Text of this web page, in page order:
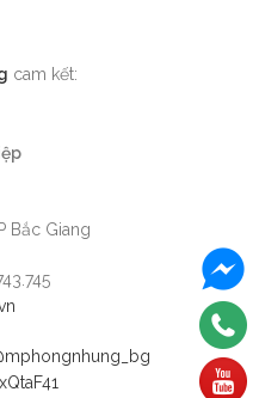
cam kết:
Bắc Giang